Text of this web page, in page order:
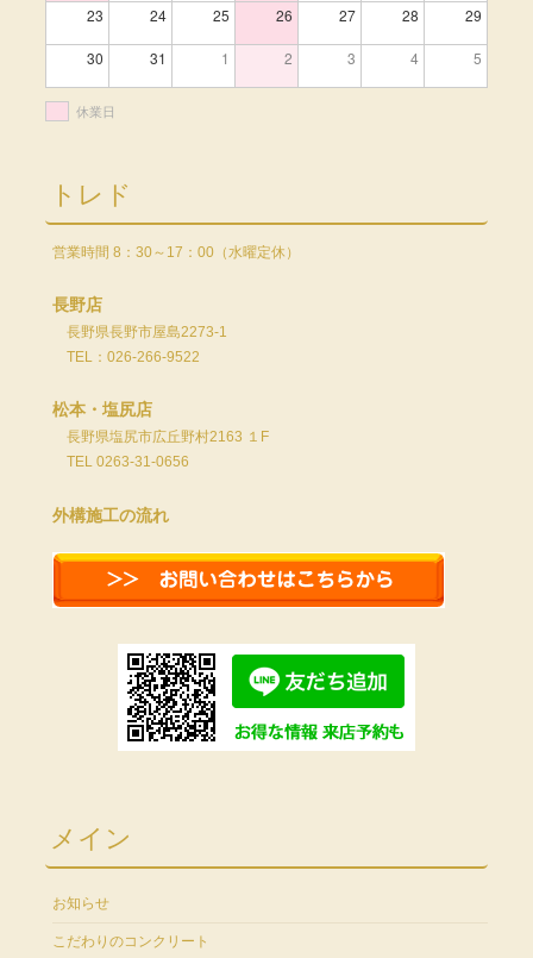
23 24 25 26 27 28 29
30 31 1 2 3 4 5
休業日
トレド
営業時間 8：30～17：00（水曜定休）
長野店
長野県長野市屋島2273-1
TEL：026-266-9522
松本・塩尻店
長野県塩尻市広丘野村2163 １F
TEL 0263-31-0656
外構施工の流れ
メイン
お知らせ
こだわりのコンクリート